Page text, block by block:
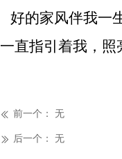
好的家风伴我一
一直指引着我，
ꅃ 前一个： 无
ꅀ 后一个： 无